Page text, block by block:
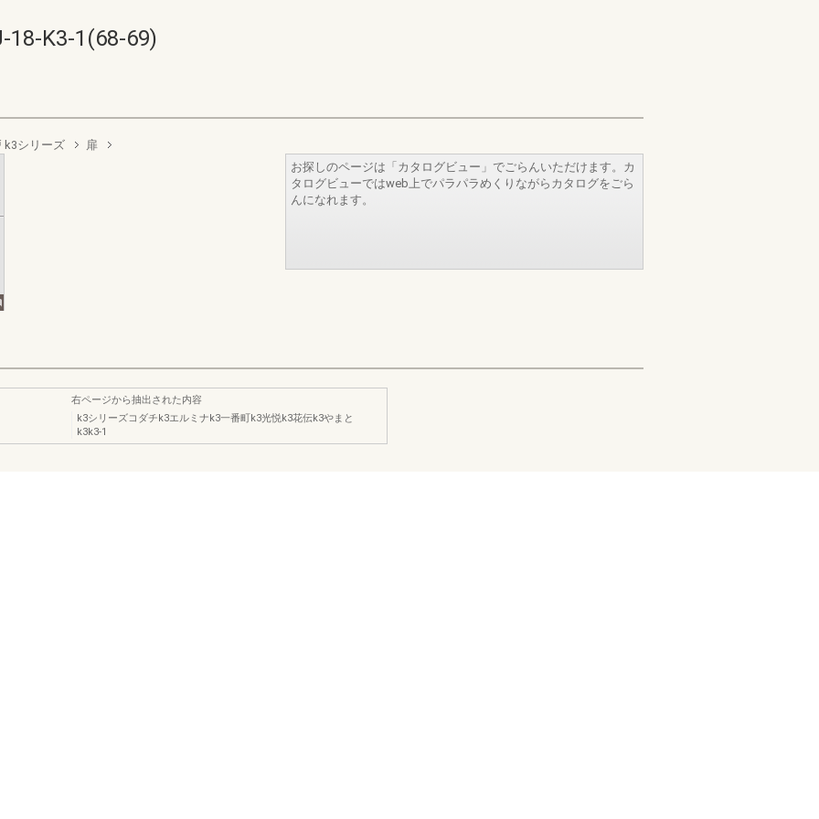
18-K3-1(68-69)
k3シリーズ
扉
お探しのページは「カタログビュー」でごらんいただけます。カ
タログビューではweb上でパラパラめくりながらカタログをごら
んになれます。
右ページから抽出された内容
k3シリーズコダチk3エルミナk3一番町k3光悦k3花伝k3やまと
k3k3-1